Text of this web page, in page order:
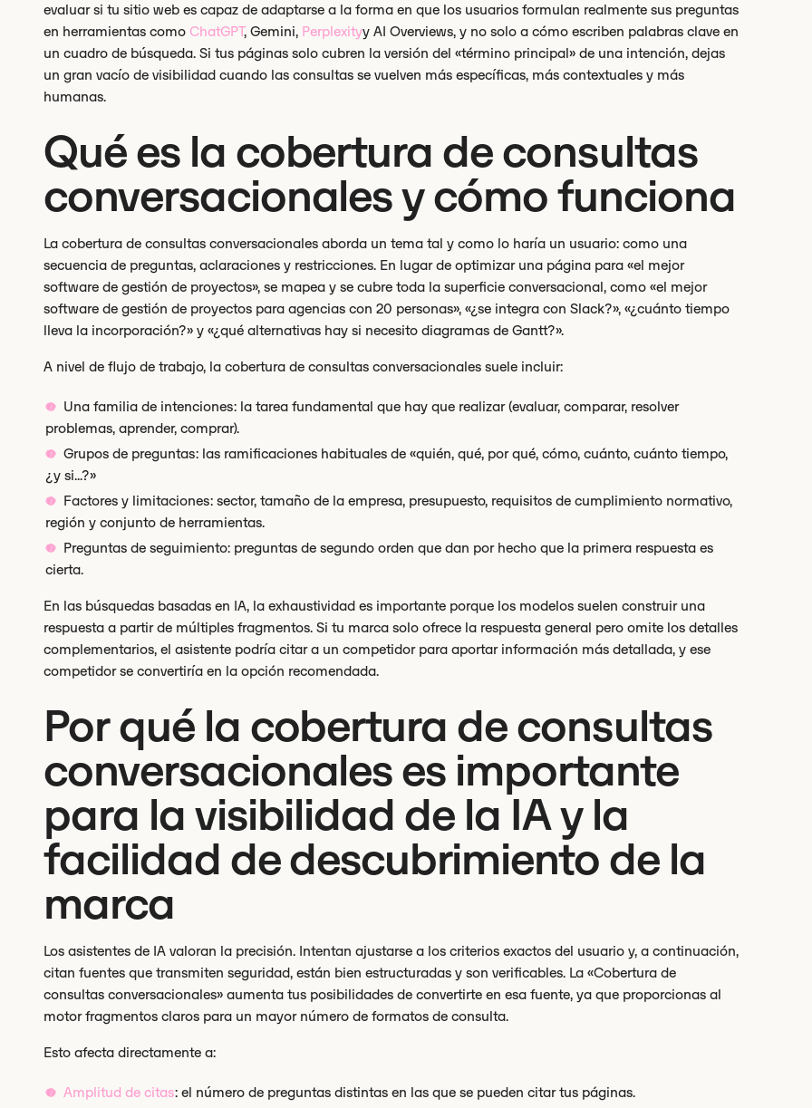
evaluar si tu sitio web es capaz de adaptarse a la forma en que los usuarios formulan realmente sus preguntas
en herramientas como ChatGPT, Gemini, Perplexityy AI Overviews, y no solo a cómo escriben palabras clave en
un cuadro de búsqueda. Si tus páginas solo cubren la versión del «término principal» de una intención, dejas
un gran vacío de visibilidad cuando las consultas se vuelven más específicas, más contextuales y más
humanas.
Qué es la cobertura de consultas
conversacionales y cómo funciona
La cobertura de consultas conversacionales aborda un tema tal y como lo haría un usuario: como una
secuencia de preguntas, aclaraciones y restricciones. En lugar de optimizar una página para «el mejor
software de gestión de proyectos», se mapea y se cubre toda la superficie conversacional, como «el mejor
software de gestión de proyectos para agencias con 20 personas», «¿se integra con Slack?», «¿cuánto tiempo
lleva la incorporación?» y «¿qué alternativas hay si necesito diagramas de Gantt?».
A nivel de flujo de trabajo, la cobertura de consultas conversacionales suele incluir:
Una familia de intenciones: la tarea fundamental que hay que realizar (evaluar, comparar, resolver
problemas, aprender, comprar).
Grupos de preguntas: las ramificaciones habituales de «quién, qué, por qué, cómo, cuánto, cuánto tiempo,
¿y si...?»
Factores y limitaciones: sector, tamaño de la empresa, presupuesto, requisitos de cumplimiento normativo,
región y conjunto de herramientas.
Preguntas de seguimiento: preguntas de segundo orden que dan por hecho que la primera respuesta es
cierta.
En las búsquedas basadas en IA, la exhaustividad es importante porque los modelos suelen construir una
respuesta a partir de múltiples fragmentos. Si tu marca solo ofrece la respuesta general pero omite los detalles
complementarios, el asistente podría citar a un competidor para aportar información más detallada, y ese
competidor se convertiría en la opción recomendada.
Por qué la cobertura de consultas
conversacionales es importante
para la visibilidad de la IA y la
facilidad de descubrimiento de la
marca
Los asistentes de IA valoran la precisión. Intentan ajustarse a los criterios exactos del usuario y, a continuación,
citan fuentes que transmiten seguridad, están bien estructuradas y son verificables. La «Cobertura de
consultas conversacionales» aumenta tus posibilidades de convertirte en esa fuente, ya que proporcionas al
motor fragmentos claros para un mayor número de formatos de consulta.
Esto afecta directamente a:
Amplitud de citas: el número de preguntas distintas en las que se pueden citar tus páginas.